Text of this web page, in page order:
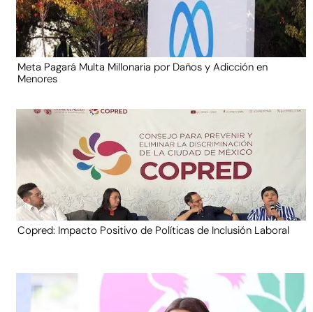
Meta Pagará Multa Millonaria por Daños y Adicción en
Menores
Copred: Impacto Positivo de Políticas de Inclusión Laboral